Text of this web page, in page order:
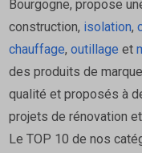
Bourgogne, propose
construction, isolation,
chauffage, outillage et
des produits de
qualité et proposés à
projets de rénovation et
Le TOP 10 de nos